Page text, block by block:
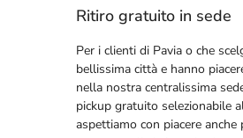
Ritiro gratuito in sede
Per i clienti di Pavia o che
bellissima città e hanno
nella nostra centralissima
pickup gratuito selezionabile
aspettiamo con piacere